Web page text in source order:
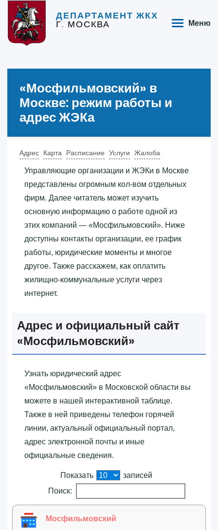
ДЕПАРТАМЕНТ ЖКХ
Г. МОСКВА Меню
«‎Мосфильмовский»‎ в
Москве: режим работы и
адрес ЖЭКа
Адрес Карта Расписание Услуги Жалоба
Управляющие организации и ЖЭКи в Москве
представлены огромным кол-вом отдельных
фирм. Далее читатель может изучить
основную информацию о работе одной из
этих компаний — «‎Мосфильмовский»‎. Ниже
доступны контакты организации, ее график
работы, юридические моменты и многое
другое. Также расскажем, как оплатить
жилищно-коммунальные услуги через
интернет.
Адрес и официальный сайт
«‎Мосфильмовский»‎
Узнать юридический адрес
«‎Мосфильмовский»‎ в Московской области вы
можете в нашей интерактивной таблице.
Также в ней приведены телефон горячей
линии, актуальный официальный портал,
адрес электронной почты и иные
официальные сведения.
Показать
записей
Поиск:
Мосфильмовский